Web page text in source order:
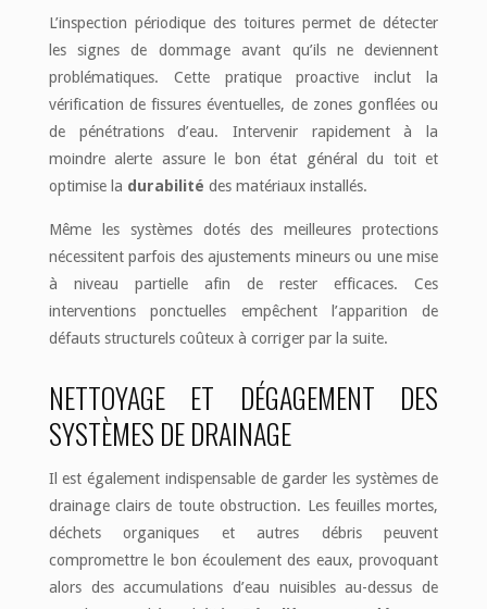
L’inspection périodique des toitures permet de détecter
les signes de dommage avant qu’ils ne deviennent
problématiques. Cette pratique proactive inclut la
vérification de fissures éventuelles, de zones gonflées ou
de pénétrations d’eau. Intervenir rapidement à la
moindre alerte assure le bon état général du toit et
optimise la durabilité des matériaux installés.
Même les systèmes dotés des meilleures protections
nécessitent parfois des ajustements mineurs ou une mise
à niveau partielle afin de rester efficaces. Ces
interventions ponctuelles empêchent l’apparition de
défauts structurels coûteux à corriger par la suite.
NETTOYAGE ET DÉGAGEMENT DES
SYSTÈMES DE DRAINAGE
Il est également indispensable de garder les systèmes de
drainage clairs de toute obstruction. Les feuilles mortes,
déchets organiques et autres débris peuvent
compromettre le bon écoulement des eaux, provoquant
alors des accumulations d’eau nuisibles au-dessus de